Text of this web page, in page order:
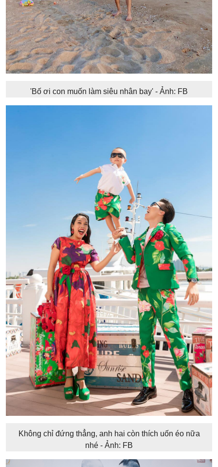
'Bố ơi con muốn làm siêu nhân bay' - Ảnh: FB
Không chỉ đứng thẳng, anh hai còn thích uốn éo nữa
nhé - Ảnh: FB